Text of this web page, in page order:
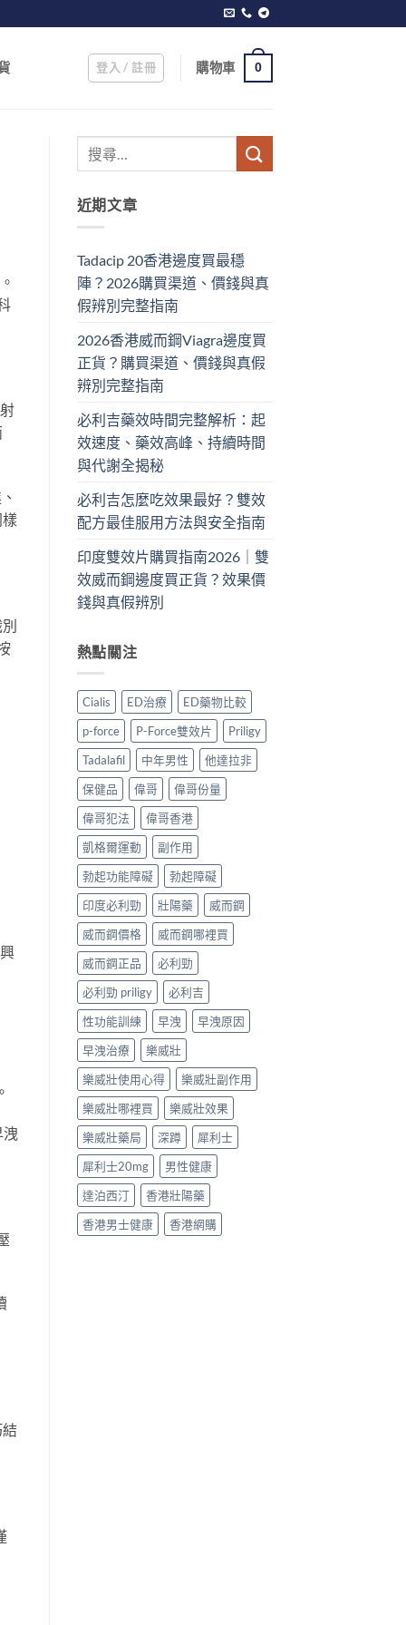
登入 / 註冊 購物車 0
洩
近期文章
Tadacip 20香港邊度買最穩
陣？2026購買渠道、價錢與真
假辨別完整指南
2026香港威而鋼Viagra邊度買
正貨？購買渠道、價錢與真假
辨別完整指南
必利吉藥效時間完整解析：起
效速度、藥效高峰、持續時間
與代謝全揭秘
必利吉怎麼吃效果最好？雙效
配方最佳服用方法與安全指南
印度雙效片購買指南2026｜雙
效威而鋼邊度買正貨？效果價
錢與真假辨別
熱點關注
Cialis ED治療
ED藥物比較
p-force
P-Force雙效片
Priligy
Tadalafil
中年男性
他達拉非
保健品
偉哥
偉哥份量
偉哥犯法
偉哥香港
凱格爾運動
副作用
勃起功能障礙
勃起障礙
印度必利勁
壯陽藥
威而鋼
威而鋼價格
威而鋼哪裡買
威而鋼正品
必利勁
必利勁 priligy
必利吉
性功能訓練
早洩
早洩原因
早洩治療
樂威壯
樂威壯使用心得
樂威壯副作用
樂威壯哪裡買
樂威壯效果
樂威壯藥局
深蹲
犀利士
犀利士20mg
男性健康
達泊西汀
香港壯陽藥
香港男士健康
香港網購